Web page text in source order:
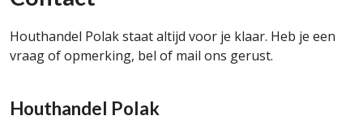
Houthandel Polak staat altijd voor je klaar. Heb je een
vraag of opmerking, bel of mail ons gerust.
Houthandel Polak